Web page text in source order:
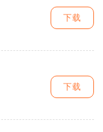
下载
下载